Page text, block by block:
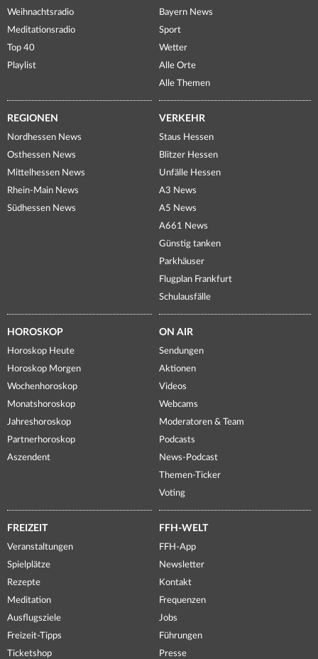
Weihnachtsradio
Meditationsradio
Top 40
Playlist
Bayern News
Sport
Wetter
Alle Orte
Alle Themen
REGIONEN
Nordhessen News
Osthessen News
Mittelhessen News
Rhein-Main News
Südhessen News
VERKEHR
Staus Hessen
Blitzer Hessen
Unfälle Hessen
A3 News
A5 News
A661 News
Günstig tanken
Parkhäuser
Flugplan Frankfurt
Schulausfälle
HOROSKOP
Horoskop Heute
Horoskop Morgen
Wochenhoroskop
Monatshoroskop
Jahreshoroskop
Partnerhoroskop
Aszendent
ON AIR
Sendungen
Aktionen
Videos
Webcams
Moderatoren & Team
Podcasts
News-Podcast
Themen-Ticker
Voting
FREIZEIT
Veranstaltungen
Spielplätze
Rezepte
Meditation
Ausflugsziele
Freizeit-Tipps
Ticketshop
FFH-WELT
FFH-App
Newsletter
Kontakt
Frequenzen
Jobs
Führungen
Presse